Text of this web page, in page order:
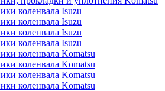
коленвала Isuzu
коленвала Isuzu
коленвала Isuzu
коленвала Isuzu
коленвала Komatsu
коленвала Komatsu
коленвала Komatsu
коленвала Komatsu